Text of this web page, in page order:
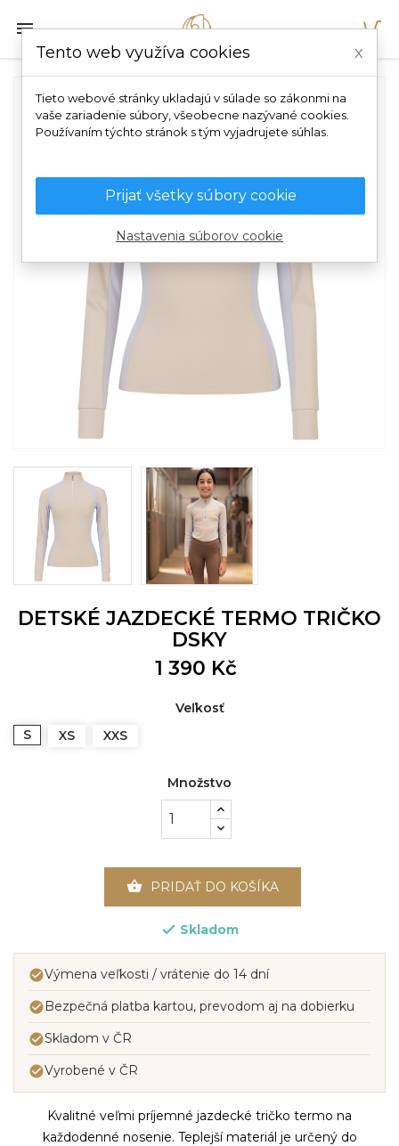

DETSKÉ JAZDECKÉ TERMO TRIČKO
DSKY
1 390 Kč
Veľkosť
S
XS XXS
Množstvo
 PRIDAŤ DO KOŠÍKA
 Skladom
Výmena veľkosti / vrátenie do 14 dní
Bezpečná platba kartou, prevodom aj na dobierku
Skladom v ČR
Vyrobené v ČR
Kvalitné veľmi príjemné jazdecké tričko termo na
každodenné nosenie. Teplejší materiál je určený do
Tento web využíva cookies x
Tieto webové stránky ukladajú v súlade so zákonmi na
vaše zariadenie súbory, všeobecne nazývané cookies.
Používaním týchto stránok s tým vyjadrujete súhlas.
Prijať všetky súbory cookie
Nastavenia súborov cookie